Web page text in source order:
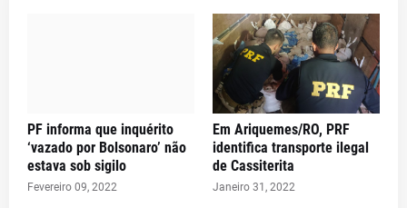
PF informa que inquérito
‘vazado por Bolsonaro’ não
estava sob sigilo
Fevereiro 09, 2022
Em Ariquemes/RO, PRF
identifica transporte ilegal
de Cassiterita
Janeiro 31, 2022